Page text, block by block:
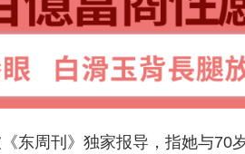
东周刊》独家报导，指她与70